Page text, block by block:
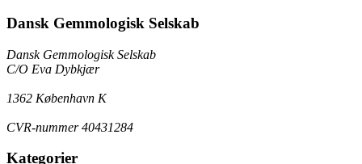
Dansk Gemmologisk Selskab
Dansk Gemmologisk Selskab
C/O Eva Dybkjær
1362 København K
CVR-nummer 40431284
Kategorier